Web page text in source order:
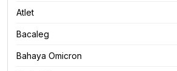
Atlet
Bacaleg
Bahaya Omicron